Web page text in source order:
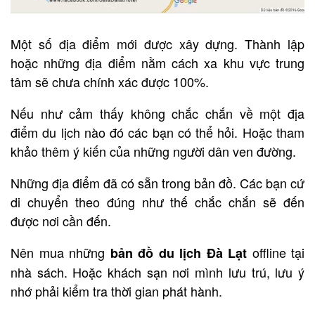
Một số địa điểm mới được xây dựng. Thành lập
hoặc những địa điểm nằm cách xa khu vực trung
tâm sẽ chưa chính xác được 100%.
Nếu như cảm thấy không chắc chắn về một địa
điểm du lịch nào đó các bạn có thể hỏi. Hoặc tham
khảo thêm ý kiến của những người dân ven đường.
Những địa điểm đã có sẵn trong bản đồ. Các bạn cứ
di chuyển theo đúng như thế chắc chắn sẽ đến
được nơi cần đến.
Nên mua những bản đồ du lịch Đà Lạt offline tại
nhà sách. Hoặc khách sạn nơi mình lưu trú, lưu ý
nhớ phải kiểm tra thời gian phát hành.